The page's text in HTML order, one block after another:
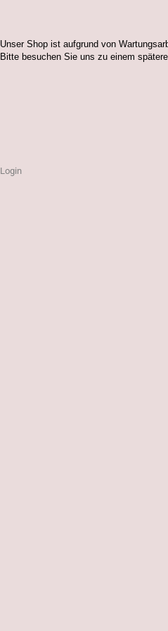
Unser Shop ist aufgrund von
Bitte besuchen Sie uns zu einem
Login